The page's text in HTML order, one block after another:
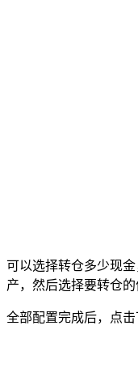
可以选择转仓多少现
产，然后选择要转仓的
全部配置完成后，点击